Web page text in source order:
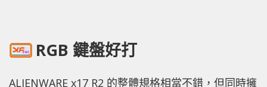
RGB 鍵盤好打
ALIENWARE x17 R2 的整體規格相當不錯，但同時擁